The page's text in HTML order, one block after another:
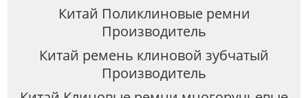
Китай Поликлиновые ремни
Производитель
Китай ремень клиновой зубчатый
Производитель